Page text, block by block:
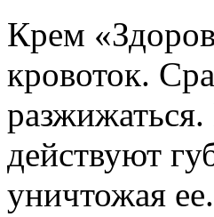
Крем
кровоток.
действуют
уничтожая